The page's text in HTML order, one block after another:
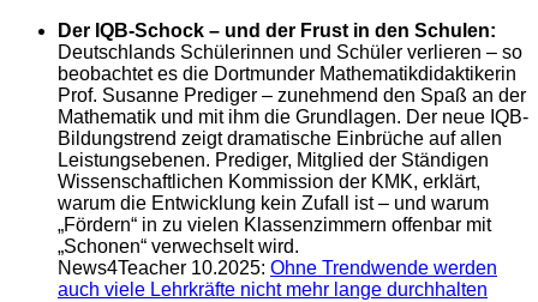
Der IQB-Schock – und der Frust in den Schulen:
Deutschlands Schülerinnen und Schüler verlieren – so
beobachtet es die Dortmunder Mathematikdidaktikerin
Prof. Susanne Prediger – zunehmend den Spaß an der
Mathematik und mit ihm die Grundlagen. Der neue IQB-
Bildungstrend zeigt dramatische Einbrüche auf allen
Leistungsebenen. Prediger, Mitglied der Ständigen
Wissenschaftlichen Kommission der KMK, erklärt,
warum die Entwicklung kein Zufall ist – und warum
„Fördern“ in zu vielen Klassenzimmern offenbar mit
„Schonen“ verwechselt wird.
News4Teacher 10.2025: Ohne Trendwende werden
auch viele Lehrkräfte nicht mehr lange durchhalten